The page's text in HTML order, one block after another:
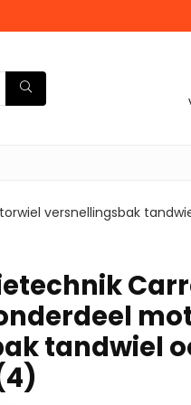
versnellingsbak
tandwiel